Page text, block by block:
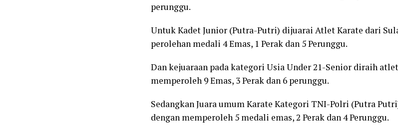
perunggu.
Untuk Kadet Junior (Putra-Putri) dijuarai Atlet Karate dari
perolehan medali 4 Emas, 1 Perak dan 5 Perunggu.
Dan kejuaraan pada kategori Usia Under 21-Senior diraih
memperoleh 9 Emas, 3 Perak dan 6 perunggu.
Sedangkan Juara umum Karate Kategori TNI-Polri (Putra
dengan memperoleh 5 medali emas, 2 Perak dan 4 Perunggu.